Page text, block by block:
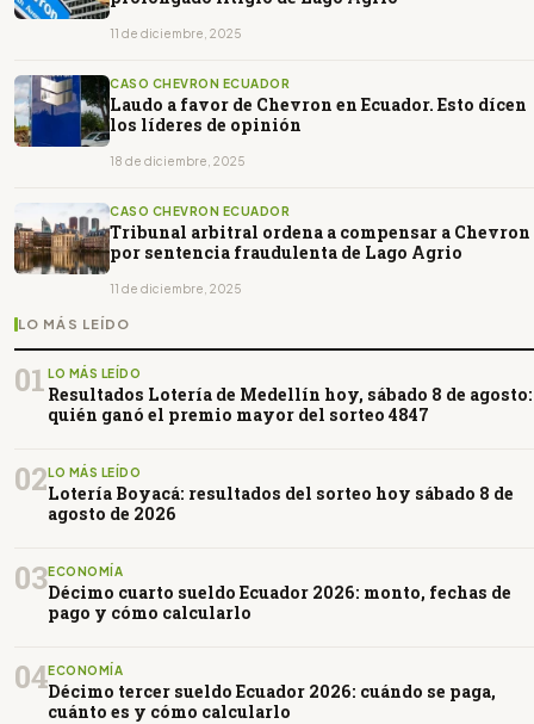
11 de diciembre, 2025
CASO CHEVRON ECUADOR
Laudo a favor de Chevron en Ecuador. Esto dícen
los líderes de opinión
18 de diciembre, 2025
CASO CHEVRON ECUADOR
Tribunal arbitral ordena a compensar a Chevron
por sentencia fraudulenta de Lago Agrio
11 de diciembre, 2025
LO MÁS LEÍDO
01 LO MÁS LEÍDO
Resultados Lotería de Medellín hoy, sábado 8 de agosto:
quién ganó el premio mayor del sorteo 4847
02LO MÁS LEÍDO
Lotería Boyacá: resultados del sorteo hoy sábado 8 de
agosto de 2026
03ECONOMÍA
Décimo cuarto sueldo Ecuador 2026: monto, fechas de
pago y cómo calcularlo
04ECONOMÍA
Décimo tercer sueldo Ecuador 2026: cuándo se paga,
cuánto es y cómo calcularlo